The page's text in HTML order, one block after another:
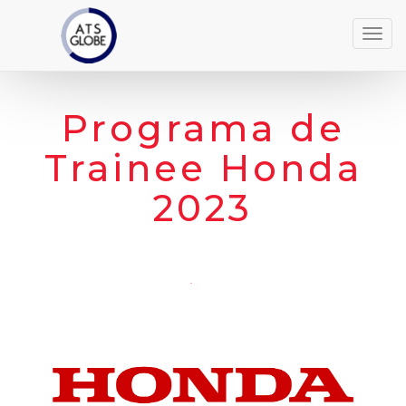
Programa de
Trainee Honda
2023